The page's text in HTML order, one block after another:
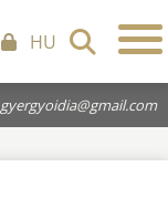
HU
gyergyoidia@gmail.com